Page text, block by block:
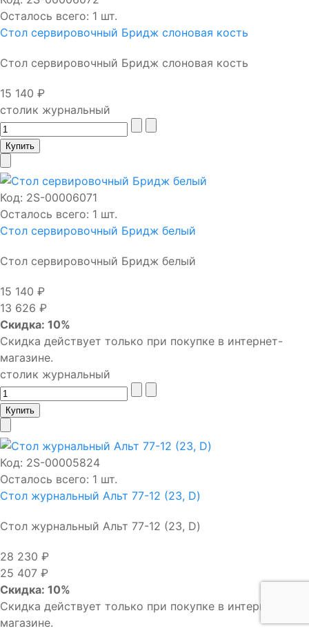
Осталось всего: 1 шт.
Стол сервировочный Бридж слоновая кость
Стол сервировочный Бридж слоновая кость
15 140 ₽
столик журнальный
Код: 2S-00006071
Осталось всего: 1 шт.
Стол сервировочный Бридж белый
Стол сервировочный Бридж белый
15 140 ₽
13 626 ₽
Скидка: 10%
Скидка действует только при покупке в интернет-
магазине.
столик журнальный
Код: 2S-00005824
Осталось всего: 1 шт.
Стол журнальный Альт 77-12 (23, D)
Стол журнальный Альт 77-12 (23, D)
28 230 ₽
25 407 ₽
Скидка: 10%
Скидка действует только при покупке в интернет-
магазине.